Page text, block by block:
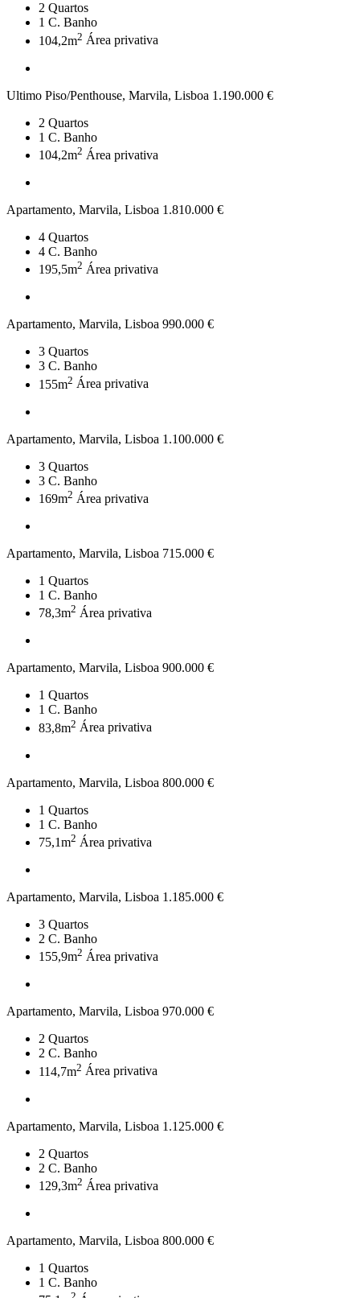
2 Quartos
1 C. Banho
104,2m2 Área privativa
Ultimo Piso/Penthouse, Marvila, Lisboa 1.190.000 €
2 Quartos
1 C. Banho
104,2m2 Área privativa
Apartamento, Marvila, Lisboa 1.810.000 €
4 Quartos
4 C. Banho
195,5m2 Área privativa
Apartamento, Marvila, Lisboa 990.000 €
3 Quartos
3 C. Banho
155m2 Área privativa
Apartamento, Marvila, Lisboa 1.100.000 €
3 Quartos
3 C. Banho
169m2 Área privativa
Apartamento, Marvila, Lisboa 715.000 €
1 Quartos
1 C. Banho
78,3m2 Área privativa
Apartamento, Marvila, Lisboa 900.000 €
1 Quartos
1 C. Banho
83,8m2 Área privativa
Apartamento, Marvila, Lisboa 800.000 €
1 Quartos
1 C. Banho
75,1m2 Área privativa
Apartamento, Marvila, Lisboa 1.185.000 €
3 Quartos
2 C. Banho
155,9m2 Área privativa
Apartamento, Marvila, Lisboa 970.000 €
2 Quartos
2 C. Banho
114,7m2 Área privativa
Apartamento, Marvila, Lisboa 1.125.000 €
2 Quartos
2 C. Banho
129,3m2 Área privativa
Apartamento, Marvila, Lisboa 800.000 €
1 Quartos
1 C. Banho